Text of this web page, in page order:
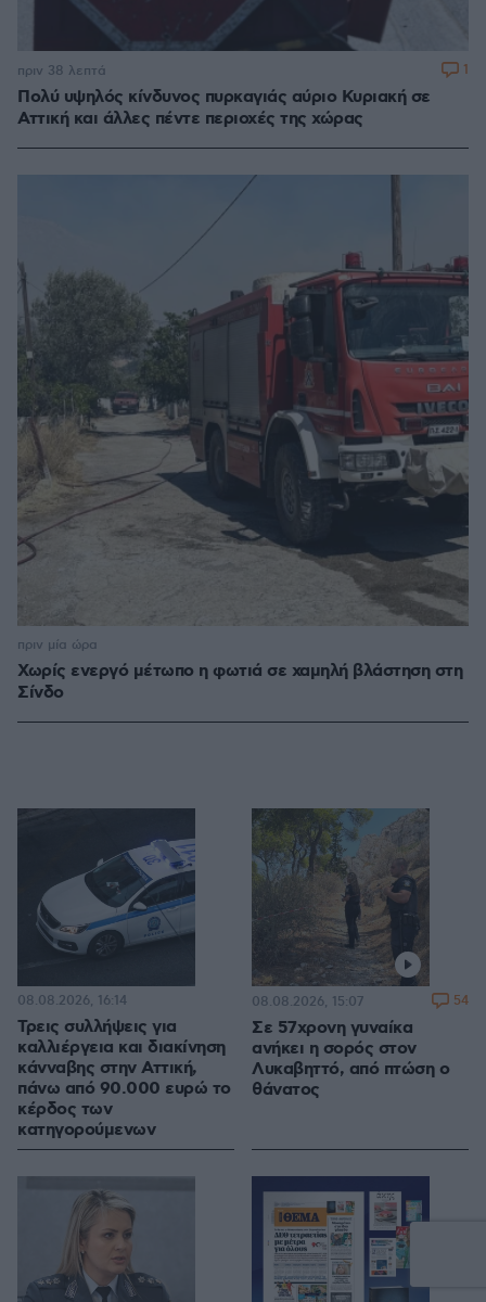
Πολύ υψηλός κίνδυνος πυρκαγιάς αύριο Κυριακή σε
Αττική και άλλες πέντε περιοχές της χώρας
πριν 38 λεπτά 1
Χωρίς ενεργό μέτωπο η φωτιά σε χαμηλή βλάστηση στη
Σίνδο
πριν μία ώρα
Τρεις συλλήψεις για
καλλιέργεια και διακίνηση
κάνναβης στην Αττική,
πάνω από 90.000 ευρώ το
κέρδος των
κατηγορούμενων
08.08.2026, 16:14
Σε 57χρονη γυναίκα
ανήκει η σορός στον
Λυκαβηττό, από πτώση ο
θάνατος
08.08.2026, 15:07 54